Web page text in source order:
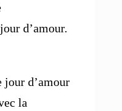
d’amour.
jour d’amour
la